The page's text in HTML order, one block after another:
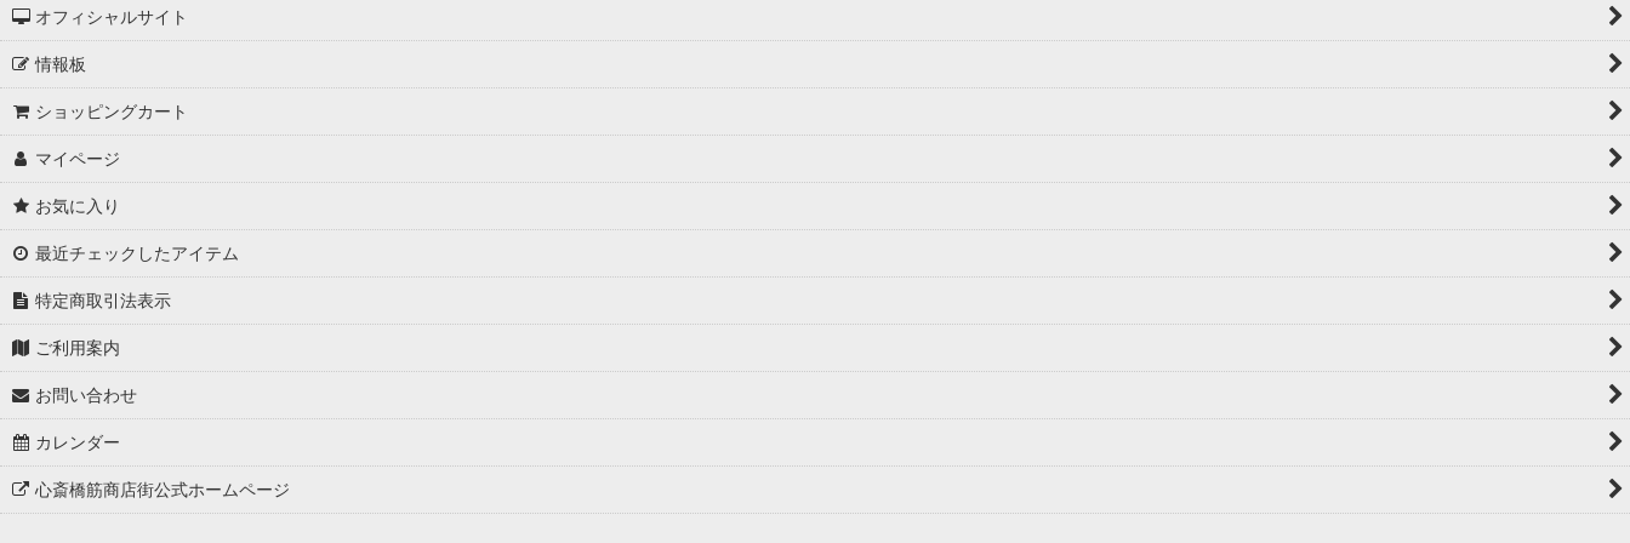
オフィシャルサイト
情報板
ショッピングカート
マイページ
お気に入り
最近チェックしたアイテム
特定商取引法表示
ご利用案内
お問い合わせ
カレンダー
心斎橋筋商店街公式ホームページ